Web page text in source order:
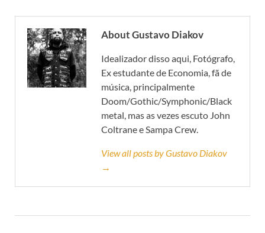
About Gustavo Diakov
Idealizador disso aqui, Fotógrafo,
Ex estudante de Economia, fã de
música, principalmente
Doom/Gothic/Symphonic/Black
metal, mas as vezes escuto John
Coltrane e Sampa Crew.
View all posts by Gustavo Diakov
→